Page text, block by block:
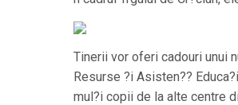
Tinerii vor oferi cadouri unui
Resurse ?i Asisten??
mul?i copii de la alte centre